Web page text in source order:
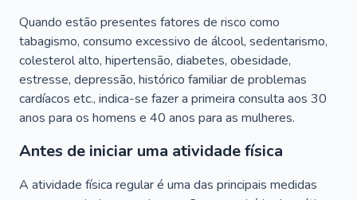
Quando estão presentes fatores de risco como
tabagismo, consumo excessivo de álcool, sedentarismo,
colesterol alto, hipertensão, diabetes, obesidade,
estresse, depressão, histórico familiar de problemas
cardíacos etc., indica-se fazer a primeira consulta aos 30
anos para os homens e 40 anos para as mulheres.
Antes de iniciar uma atividade física
A atividade física regular é uma das principais medidas